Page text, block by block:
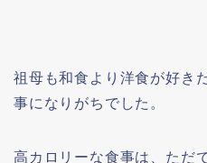
祖母も和食より洋食が好き
事になりがちでした。
高カロリーな食事は、ただ